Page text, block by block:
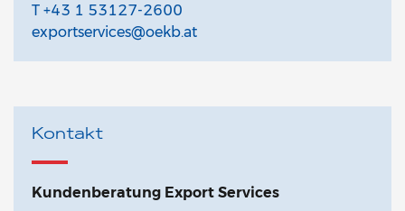
T +43 1 53127-2600
exportservices@oekb.at
Kontakt
Kundenberatung Export Services